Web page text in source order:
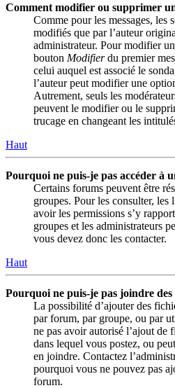
Comment modifier ou supprimer
Comme pour les messages, les
modifiés que par l’auteur
administrateur. Pour modifier
bouton Modifierdu premier
celui auquel est associé le
l’auteur peut modifier une
Autrement, seuls les
peuvent le modifier ou le
trucage en changeant les
Haut
Pourquoi ne puis-je pas accéder à
Certains forums peuvent être
groupes. Pour les consulter,
avoir les permissions s’y
groupes et les administrateurs
vous devez donc les contacter.
Haut
Pourquoi ne puis-je pas joindre des
La possibilité d’ajouter des
par forum, par groupe, ou par
ne pas avoir autorisé l’ajout
dans lequel vous postez, ou
en joindre. Contactez
pourquoi vous ne pouvez pas
forum.